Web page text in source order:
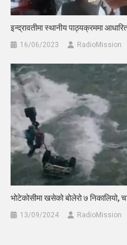
इन्द्रावतीमा स्थानीय पाठ्यक्रममा
16/06/2023 RadioMission
भोटेकोसीमा खसेको बोलेरो ७ निकालियो,
13/09/2024 RadioMission